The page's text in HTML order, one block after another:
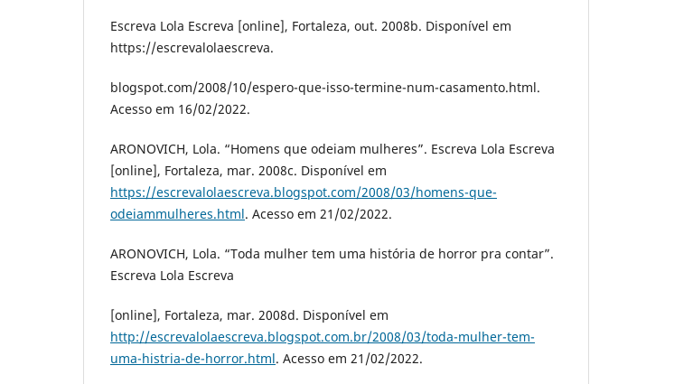
Escreva Lola Escreva [online], Fortaleza, out. 2008b. Disponível em
https://escrevalolaescreva.
blogspot.com/2008/10/espero-que-isso-termine-num-casamento.html.
Acesso em 16/02/2022.
ARONOVICH, Lola. “Homens que odeiam mulheres”. Escreva Lola Escreva
[online], Fortaleza, mar. 2008c. Disponível em
https://escrevalolaescreva.blogspot.com/2008/03/homens-que-
odeiammulheres.html. Acesso em 21/02/2022.
ARONOVICH, Lola. “Toda mulher tem uma história de horror pra contar”.
Escreva Lola Escreva
[online], Fortaleza, mar. 2008d. Disponível em
http://escrevalolaescreva.blogspot.com.br/2008/03/toda-mulher-tem-
uma-histria-de-horror.html. Acesso em 21/02/2022.